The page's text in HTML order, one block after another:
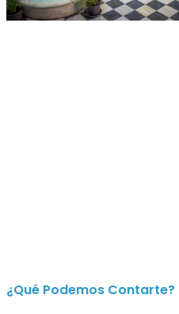
¿Qué Podemos Contarte?